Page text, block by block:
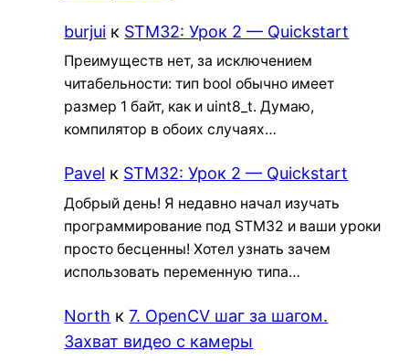
burjui к STM32: Урок 2 — Quickstart
Преимуществ нет, за исключением
читабельности: тип bool обычно имеет
размер 1 байт, как и uint8_t. Думаю,
компилятор в обоих случаях…
Pavel к STM32: Урок 2 — Quickstart
Добрый день! Я недавно начал изучать
программирование под STM32 и ваши уроки
просто бесценны! Хотел узнать зачем
использовать переменную типа…
North к7. OpenCV шаг за шагом.
Захват видео с камеры